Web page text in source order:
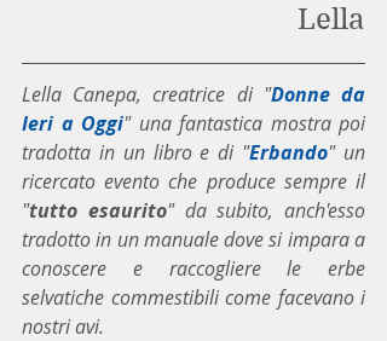
Lella
Lella Canepa, creatrice di "Donne da
Ieri a Oggi" una fantastica mostra poi
tradotta in un libro e di "Erbando" un
ricercato evento che produce sempre il
"tutto esaurito" da subito, anch'esso
tradotto in un manuale dove si impara a
conoscere e raccogliere le erbe
selvatiche commestibili come facevano i
nostri avi.